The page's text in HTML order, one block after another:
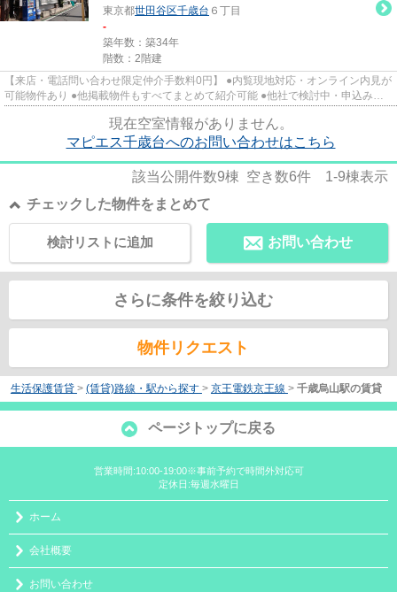
東京都世田谷区千歳台 ６丁目
-
築年数：築34年
階数：2階建
【来店・電話問い合わせ限定仲介手数料0円】 ●内覧現地対応・オンライン内見が
可能物件あり ●他掲載物件もすべてまとめて紹介可能 ●他社で検討中・申込み済
現在空室情報がありません。
マピエス千歳台へのお問い合わせはこちら
該当公開件数9棟 空き数6件 1-9棟表示
チェックした物件をまとめて
お問い合わせ
検討リストに追加
さらに条件を絞り込む
物件リクエスト
生活保護賃貸 > (賃貸)路線・駅から探す > 京王電鉄京王線 > 千歳烏山駅の賃貸
ページトップに戻る
営業時間:10:00-19:00※事前予約で時間外対応可
定休日:毎週水曜日
ホーム
会社概要
お問い合わせ